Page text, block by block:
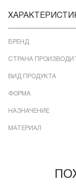
БРЕНД
СТРАНА
ВИД ПРОДУКТА
ФОРМА
НАЗНАЧЕНИЕ
МАТЕРИАЛ